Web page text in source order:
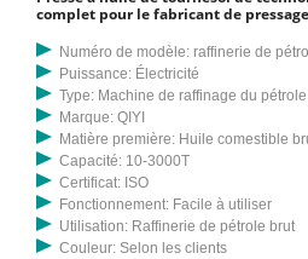
complet pour le fabricant de
Numéro de modèle: raffinerie de
Puissance: Électricité
Type: Machine de raffinage du pétrole
Marque: QIYI
Matière première: Huile comestible
Capacité: 10-3000T
Certificat: ISO
Fonctionnement: Facile à utiliser
Utilisation: Raffinerie de pétrole brut
Couleur: Selon les clients